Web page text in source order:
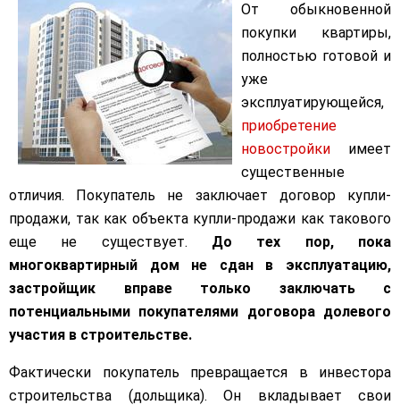
От обыкновенной
покупки квартиры,
полностью готовой и
уже
эксплуатирующейся,
приобретение
новостройки имеет
существенные
отличия. Покупатель не заключает договор купли-
продажи, так как объекта купли-продажи как такового
еще не существует. До тех пор, пока
многоквартирный дом не сдан в эксплуатацию,
застройщик вправе только заключать с
потенциальными покупателями договора долевого
участия в строительстве.
Фактически покупатель превращается в инвестора
строительства (дольщика). Он вкладывает свои